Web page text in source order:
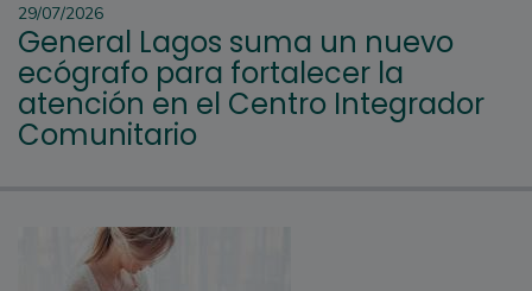
29/07/2026
General Lagos suma un nuevo
ecógrafo para fortalecer la
atención en el Centro Integrador
Comunitario